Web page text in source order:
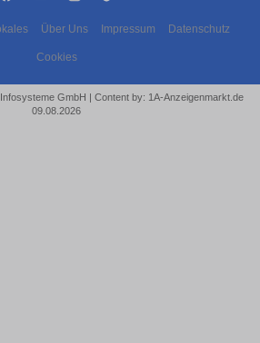
Über Uns Impressum Datenschutz
Cookies
GmbH | Content by: 1A-Anzeigenmarkt.de
09.08.2026